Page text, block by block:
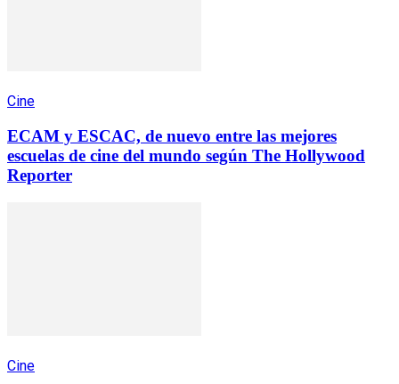
Cine
ECAM y ESCAC, de nuevo entre las mejores
escuelas de cine del mundo según The Hollywood
Reporter
Cine